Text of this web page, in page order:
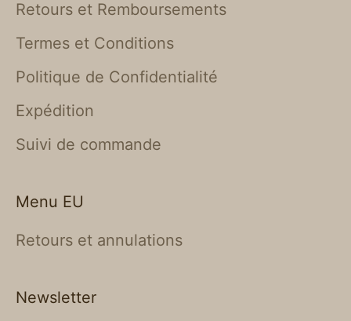
Retours et Remboursements
Termes et Conditions
Politique de Confidentialité
Expédition
Suivi de commande
Menu EU
Retours et annulations
Newsletter